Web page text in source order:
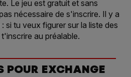
Le jeu est gratuit et sans
nécessaire de s'inscrire. Il y a
si tu veux figurer sur la liste des
au préalable.
POUR EXCHANGE